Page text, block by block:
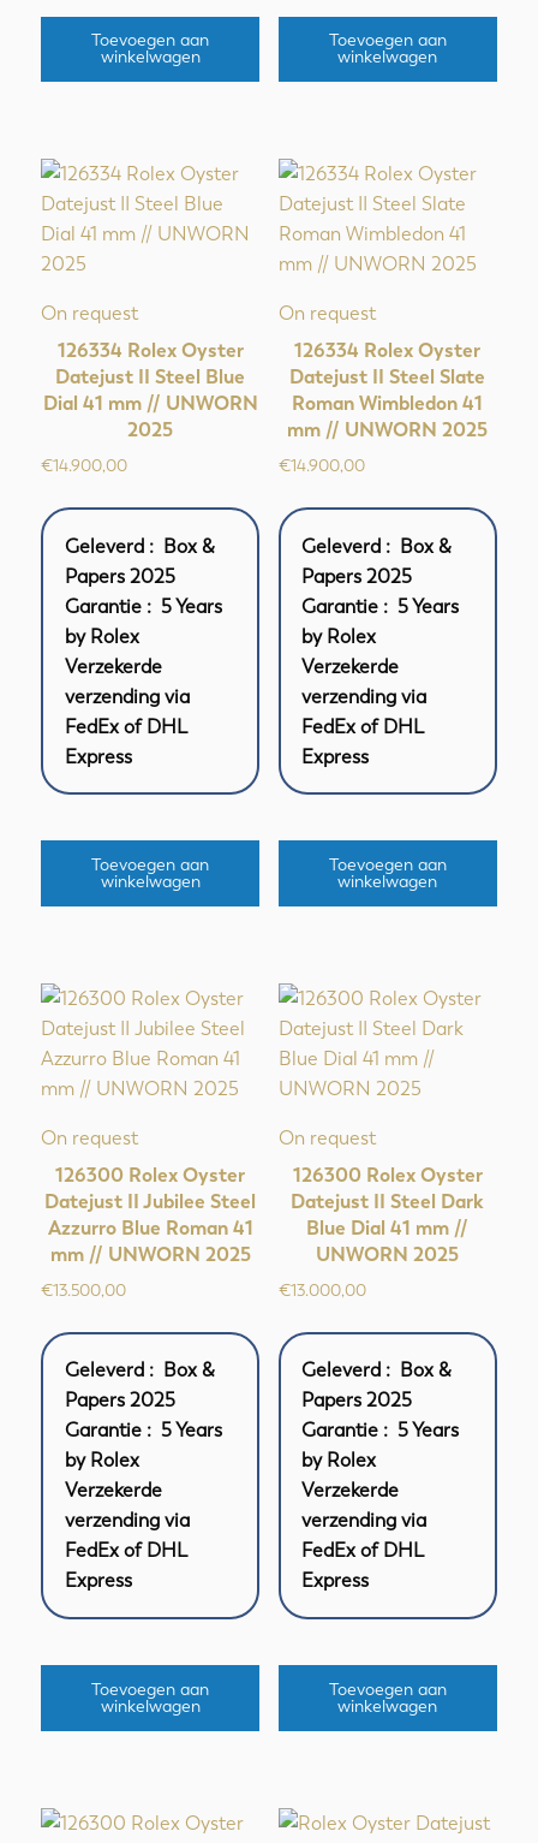
Toevoegen aan
winkelwagen
Toevoegen aan
winkelwagen
On request
126334 Rolex Oyster
Datejust II Steel Blue
Dial 41 mm // UNWORN
2025
€14.900,00
Geleverd : Box &
Papers 2025
Garantie : 5 Years
by Rolex
Verzekerde
verzending via
FedEx of DHL
Express
Toevoegen aan
winkelwagen
On request
126334 Rolex Oyster
Datejust II Steel Slate
Roman Wimbledon 41
mm // UNWORN 2025
€14.900,00
Geleverd : Box &
Papers 2025
Garantie : 5 Years
by Rolex
Verzekerde
verzending via
FedEx of DHL
Express
Toevoegen aan
winkelwagen
On request
126300 Rolex Oyster
Datejust II Jubilee Steel
Azzurro Blue Roman 41
mm // UNWORN 2025
€13.500,00
Geleverd : Box &
Papers 2025
Garantie : 5 Years
by Rolex
Verzekerde
verzending via
FedEx of DHL
Express
Toevoegen aan
winkelwagen
On request
126300 Rolex Oyster
Datejust II Steel Dark
Blue Dial 41 mm //
UNWORN 2025
€13.000,00
Geleverd : Box &
Papers 2025
Garantie : 5 Years
by Rolex
Verzekerde
verzending via
FedEx of DHL
Express
Toevoegen aan
winkelwagen